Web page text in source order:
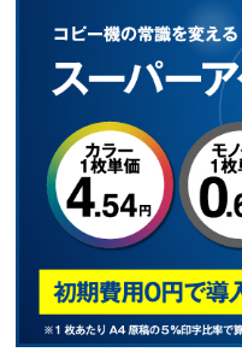
コ
コピ
よ
独立
お